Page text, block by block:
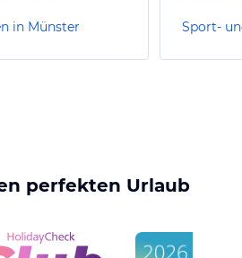
in Münster
perfekten Urlaub